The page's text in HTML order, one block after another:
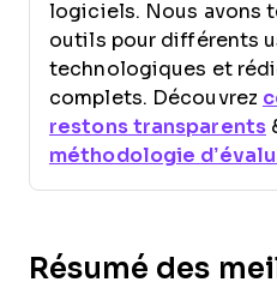
logiciels. Nous avons
outils pour différents
technologiques et
complets. Découvrez
restons transparents
méthodologie
Résumé des